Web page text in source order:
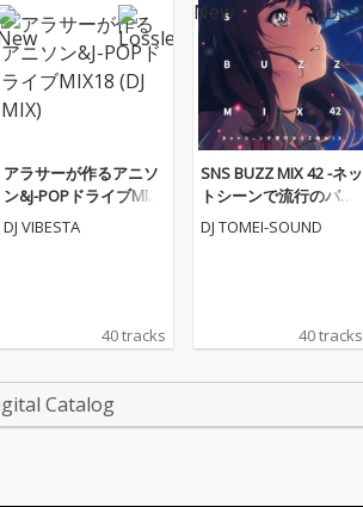
アラサーが作るアニソ
ン&J-POPドライブMIX1
8 (DJ MIX)
DJ VIBESTA
40 tracks
SNS BUZZ MIX 42 -ネッ
トシーンで流行のバズ
曲MIX- (DJ MIX)
DJ TOMEI-SOUND
40 tracks
Catalog